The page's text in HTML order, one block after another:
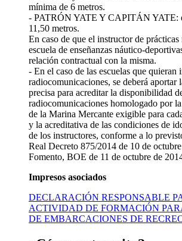
mínima de 6 metros.
- PATRÓN YATE Y CAPITÁN YATE:
11,50 metros.
En caso de que el instructor de
escuela de enseñanzas náutico-
relación contractual con la misma.
- En el caso de las escuelas que quieran
radiocomunicaciones, se deberá aportar
precisa para acreditar la disponibilidad
radiocomunicaciones homologado por
de la Marina Mercante exigible para
y la acreditativa de las condiciones de
de los instructores, conforme a lo
Real Decreto 875/2014 de 10 de
Fomento, BOE de 11 de octubre de
Impresos asociados
DECLARACIÓN RESPONSABLE
ACTIVIDAD DE FORMACIÓN
DE EMBARCACIONES DE